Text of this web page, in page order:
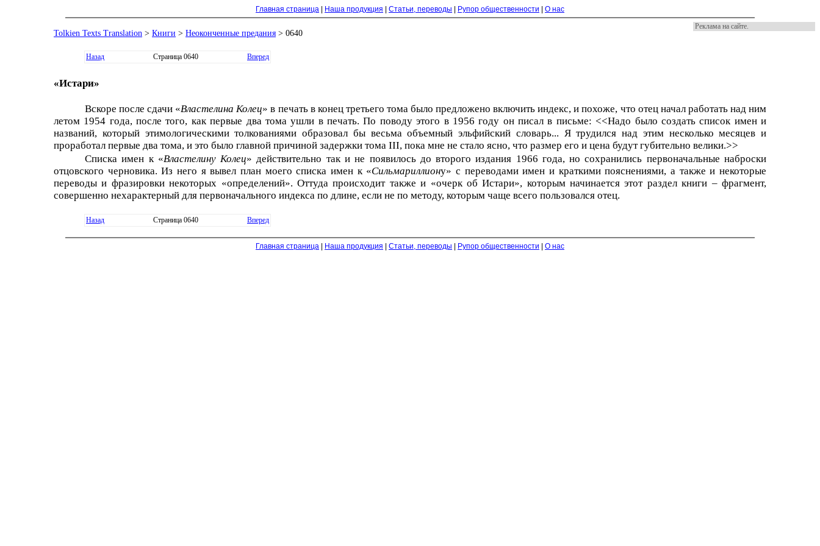
Главная страница Наша продукция Статьи, переводы Рупор общественности
О нас
Реклама на сайте.
Tolkien Texts Translation > Книги > Неоконченные предания > 0640
Назад Страница 0640 Вперед
«Истари»
Вскоре после сдачи «Властелина Колец» в печать в конец третьего тома было предложено включить индекс, и похоже, что отец начал работать над ним
летом 1954 года, после того, как первые два тома ушли в печать. По поводу этого в 1956 году он писал в письме: <<Надо было создать список имен и
названий, который этимологическими толкованиями образовал бы весьма объемный эльфийский словарь... Я трудился над этим несколько месяцев и
проработал первые два тома, и это было главной причиной задержки тома III, пока мне не стало ясно, что размер его и цена будут губительно велики.>>
Списка имен к «Властелину Колец» действительно так и не появилось до второго издания 1966 года, но сохранились первоначальные наброски
отцовского черновика. Из него я вывел план моего списка имен к «Сильмариллиону» с переводами имен и краткими пояснениями, а также и некоторые
переводы и фразировки некоторых «определений». Оттуда происходит также и «очерк об Истари», которым начинается этот раздел книги – фрагмент,
совершенно нехарактерный для первоначального индекса по длине, если не по методу, которым чаще всего пользовался отец.
Назад Страница 0640 Вперед
Главная страница Наша продукция Статьи, переводы Рупор общественности О нас